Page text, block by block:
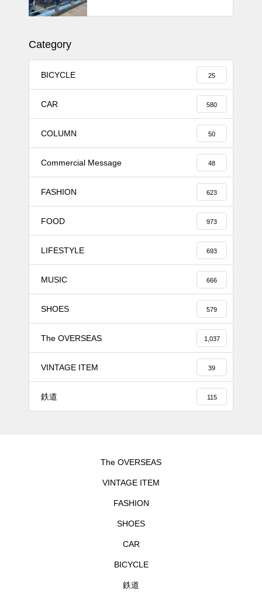
Category
BICYCLE 25
CAR 580
COLUMN 50
Commercial Message 48
FASHION 623
FOOD 973
LIFESTYLE 693
MUSIC 666
SHOES 579
The OVERSEAS 1,037
VINTAGE ITEM 39
鉄道 115
The OVERSEAS
VINTAGE ITEM
FASHION
SHOES
CAR
BICYCLE
鉄道